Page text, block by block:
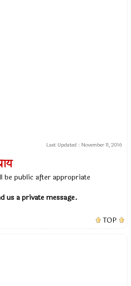
Last Updated : November 11, 2016
be public after appropriate
us a private message.
TOP